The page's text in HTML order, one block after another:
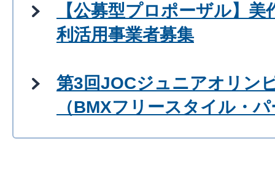
【公募型プロポーザル】
利活用事業者募集
第3回JOCジュニアオリン
（BMXフリースタイル・